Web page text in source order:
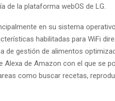
de la plataforma webOS de LG.
en su sistema
habilitadas para WiFi
de gestión de alimentos
de Amazon con el que se
como buscar recetas,